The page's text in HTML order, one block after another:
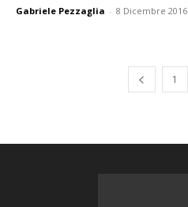
Gabriele Pezzaglia - 8 Dicembre 2016
1